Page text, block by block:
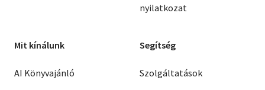
nyilatkozat
Mit kínálunk
AI Könyvajánló
Segítség
Szolgáltatások